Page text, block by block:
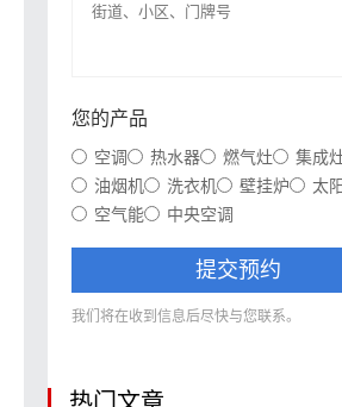
您的产品
空调 热水器 燃气灶
集成
油烟机
洗衣机 壁挂炉
太
空气能
中央空调
提交预约
我们将在收到信息后尽快与您联系。